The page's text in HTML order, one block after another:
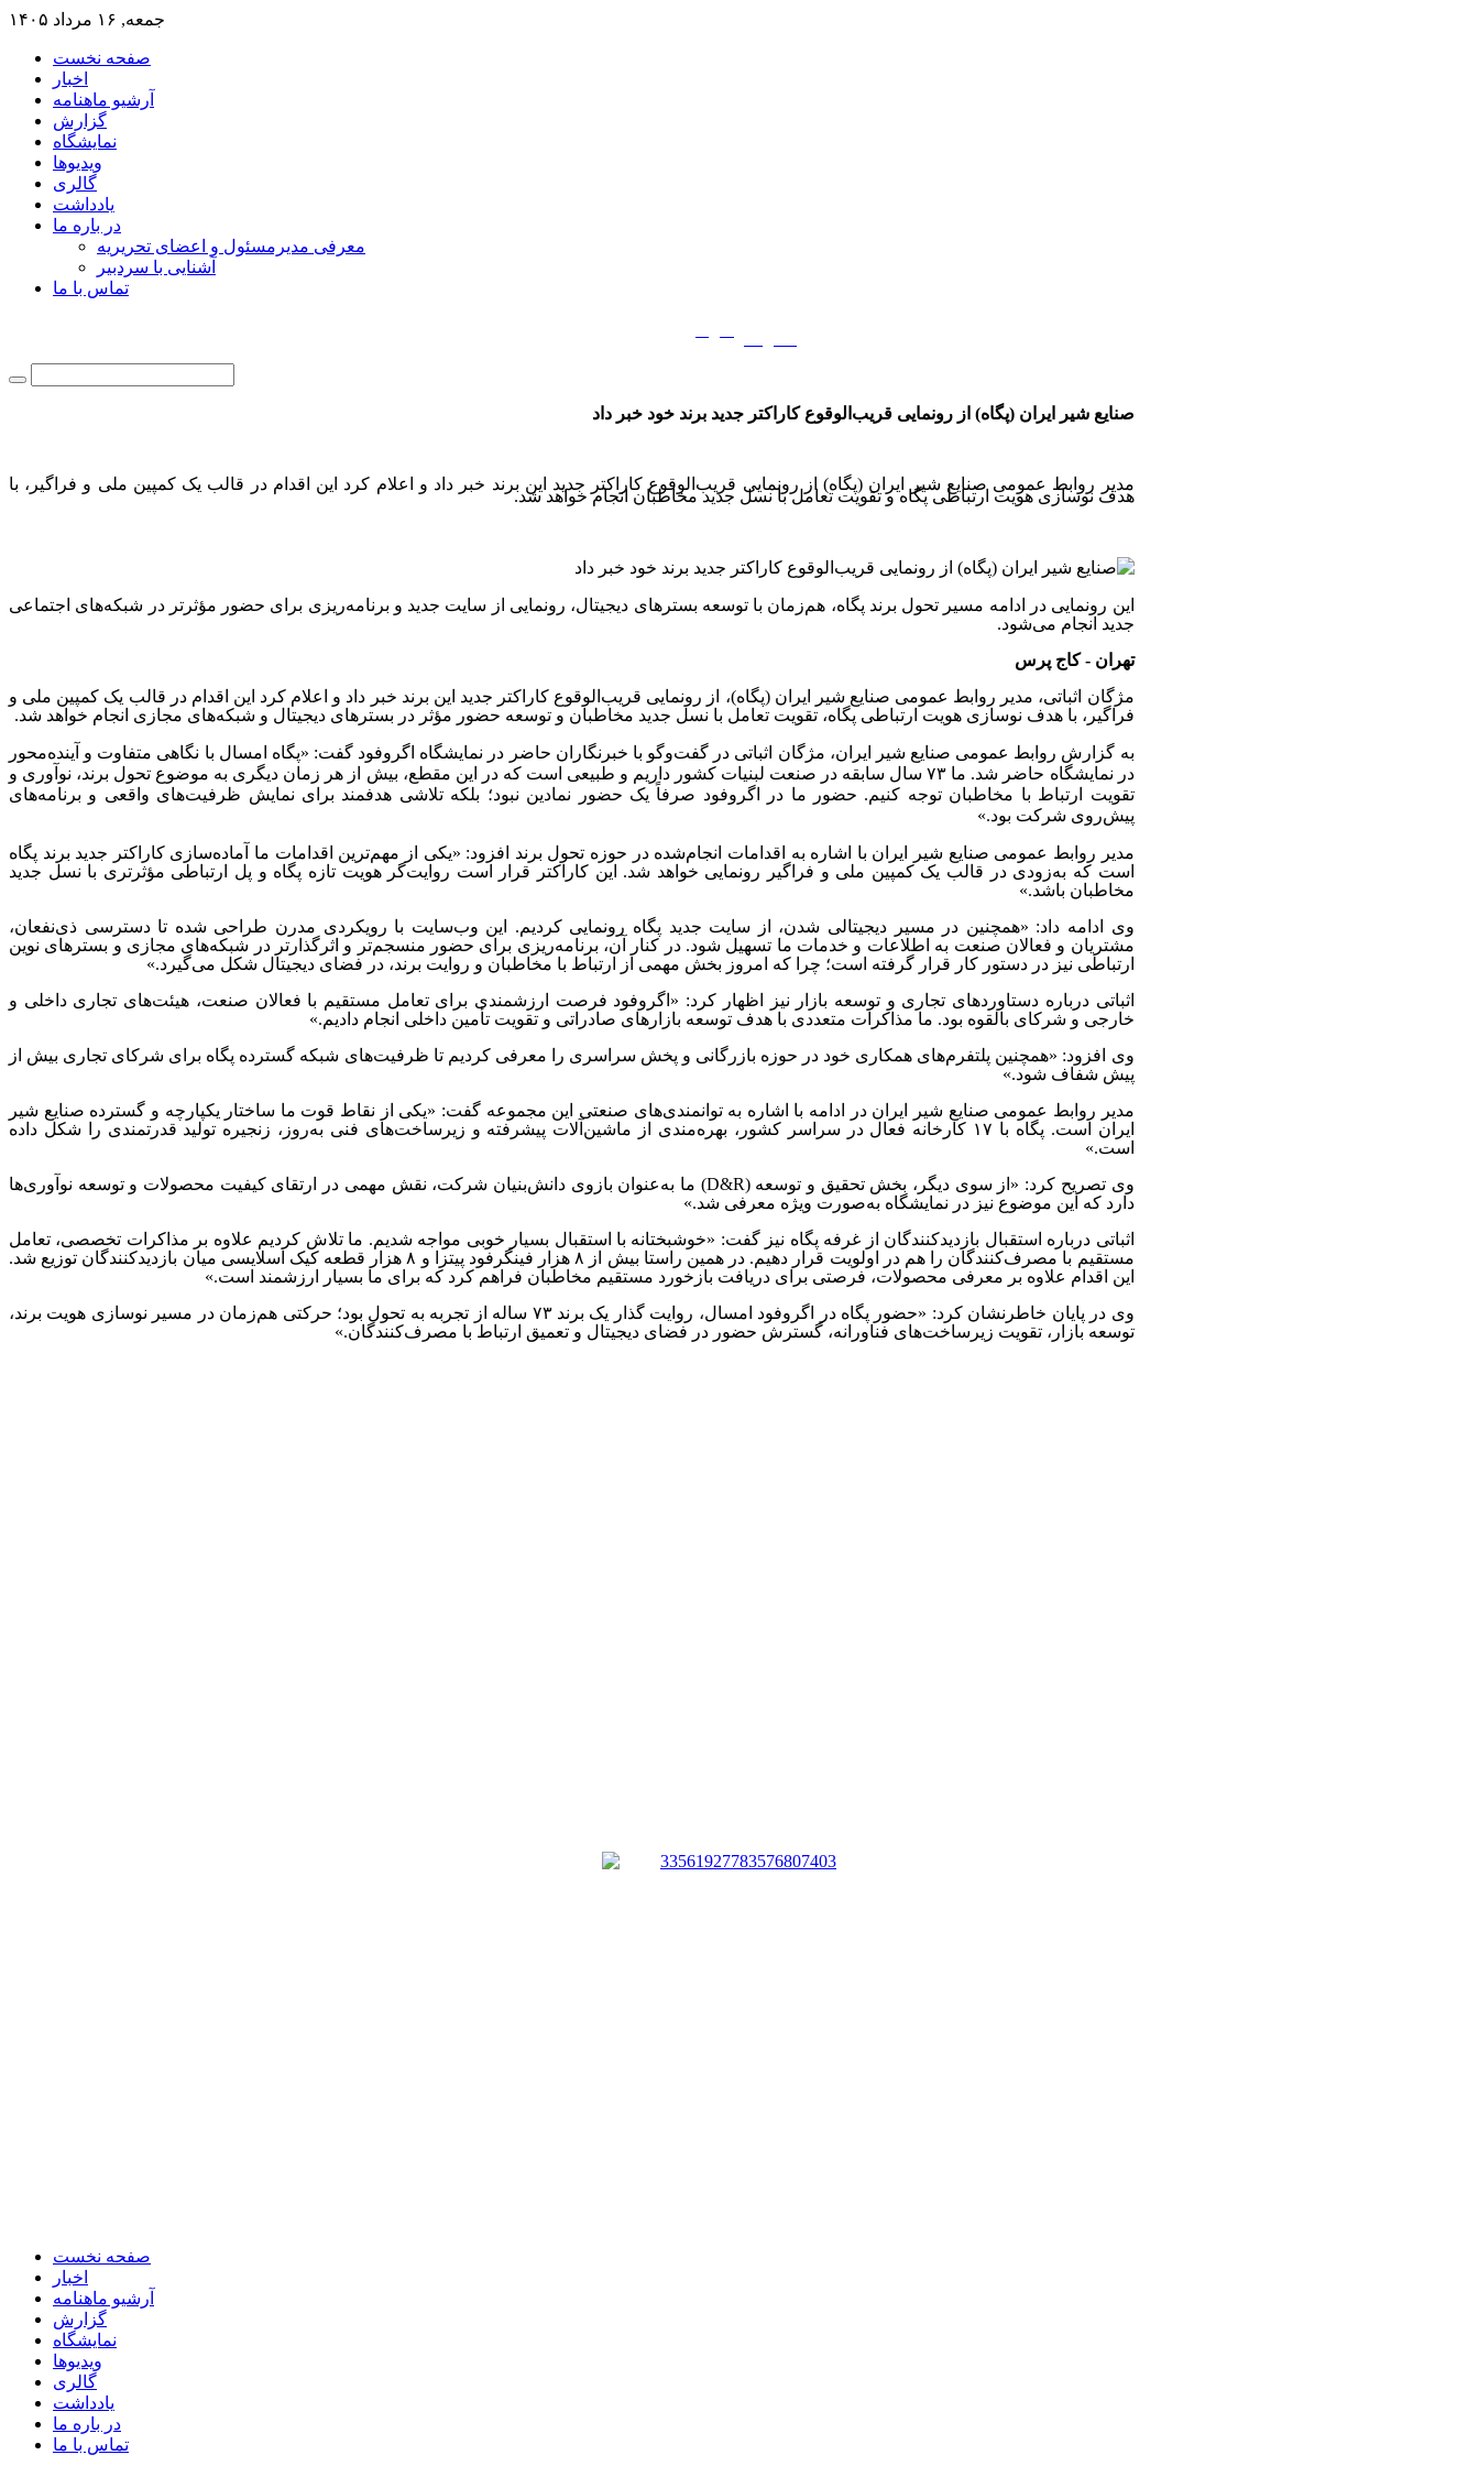
جمعه, ۱۶ مرداد ۱۴۰۵
صفحه نخست
اخبار
آرشیو ماهنامه
گزارش
نمایشگاه
ویدیوها
گالری
یادداشت
در باره ما
معرفی مدیرمسئول و اعضای تحریریه
آشنایی با سردبیر
تماس با ما
صنایع شیر ایران (پگاه) از رونمایی قریب‌الوقوع کاراکتر جدید برند خود خبر داد
مدیر روابط عمومی صنایع شیر ایران (پگاه) از رونمایی قریب‌الوقوع کاراکتر جدید این برند خبر داد و اعلام کرد این اقدام در قالب یک کمپین ملی و فراگیر، با
هدف نوسازی هویت ارتباطی پگاه و تقویت تعامل با نسل جدید مخاطبان انجام خواهد شد.
این رونمایی در ادامه مسیر تحول برند پگاه، هم‌زمان با توسعه بسترهای دیجیتال، رونمایی از سایت جدید و برنامه‌ریزی برای حضور مؤثرتر در شبکه‌های اجتماعی
جدید انجام می‌شود.
تهران -کاج پرس
مژگان اثباتی، مدیر روابط عمومی صنایع شیر ایران (پگاه)، از رونمایی قریب‌الوقوع کاراکتر جدید این برند خبر داد و اعلام کرد این اقدام در قالب یک کمپین ملی و
فراگیر، با هدف نوسازی هویت ارتباطی پگاه، تقویت تعامل با نسل جدید مخاطبان و توسعه حضور مؤثر در بسترهای دیجیتال و شبکه‌های مجازی انجام خواهد شد.
به گزارش روابط عمومی صنایع شیر ایران، مژگان اثباتی در گفت‌وگو با خبرنگاران حاضر در نمایشگاه اگروفود گفت: «پگاه امسال با نگاهی متفاوت و آینده‌محور
در نمایشگاه حاضر شد. ما ۷۳ سال سابقه در صنعت لبنیات کشور داریم و طبیعی است که در این مقطع، بیش از هر زمان دیگری به موضوع تحول برند، نوآوری و
تقویت ارتباط با مخاطبان توجه کنیم. حضور ما در اگروفود صرفاً یک حضور نمادین نبود؛ بلکه تلاشی هدفمند برای نمایش ظرفیت‌های واقعی و برنامه‌های
پیش‌روی شرکت بود.»
مدیر روابط عمومی صنایع شیر ایران با اشاره به اقدامات انجام‌شده در حوزه تحول برند افزود: «یکی از مهم‌ترین اقدامات ما آماده‌سازی کاراکتر جدید برند پگاه
است که به‌زودی در قالب یک کمپین ملی و فراگیر رونمایی خواهد شد. این کاراکتر قرار است روایت‌گر هویت تازه پگاه و پل ارتباطی مؤثرتری با نسل جدید
مخاطبان باشد.»
وی ادامه داد: «همچنین در مسیر دیجیتالی شدن، از سایت جدید پگاه رونمایی کردیم. این وب‌سایت با رویکردی مدرن طراحی شده تا دسترسی ذی‌نفعان،
مشتریان و فعالان صنعت به اطلاعات و خدمات ما تسهیل شود. در کنار آن، برنامه‌ریزی برای حضور منسجم‌تر و اثرگذارتر در شبکه‌های مجازی و بسترهای نوین
ارتباطی نیز در دستور کار قرار گرفته است؛ چرا که امروز بخش مهمی از ارتباط با مخاطبان و روایت برند، در فضای دیجیتال شکل می‌گیرد.»
اثباتی درباره دستاوردهای تجاری و توسعه بازار نیز اظهار کرد: «اگروفود فرصت ارزشمندی برای تعامل مستقیم با فعالان صنعت، هیئت‌های تجاری داخلی و
خارجی و شرکای بالقوه بود. ما مذاکرات متعددی با هدف توسعه بازارهای صادراتی و تقویت تأمین داخلی انجام دادیم.»
وی افزود: «همچنین پلتفرم‌های همکاری خود در حوزه بازرگانی و پخش سراسری را معرفی کردیم تا ظرفیت‌های شبکه گسترده پگاه برای شرکای تجاری بیش از
پیش شفاف شود.»
مدیر روابط عمومی صنایع شیر ایران در ادامه با اشاره به توانمندی‌های صنعتی این مجموعه گفت: «یکی از نقاط قوت ما ساختار یکپارچه و گسترده صنایع شیر
ایران است. پگاه با ۱۷ کارخانه فعال در سراسر کشور، بهره‌مندی از ماشین‌آلات پیشرفته و زیرساخت‌های فنی به‌روز، زنجیره تولید قدرتمندی را شکل داده
است.»
وی تصریح کرد: «از سوی دیگر، بخش تحقیق و توسعه (R
&
(D ما به‌عنوان بازوی دانش‌بنیان شرکت، نقش مهمی در ارتقای کیفیت محصولات و توسعه نوآوری‌ها
دارد که این موضوع نیز در نمایشگاه به‌صورت ویژه معرفی شد.»
اثباتی درباره استقبال بازدیدکنندگان از غرفه پگاه نیز گفت: «خوشبختانه با استقبال بسیار خوبی مواجه شدیم. ما تلاش کردیم علاوه بر مذاکرات تخصصی، تعامل
مستقیم با مصرف‌کنندگان را هم در اولویت قرار دهیم. در همین راستا بیش از ۸ هزار فینگرفود پیتزا و ۸ هزار قطعه کیک اسلایسی میان بازدیدکنندگان توزیع شد.
این اقدام علاوه بر معرفی محصولات، فرصتی برای دریافت بازخورد مستقیم مخاطبان فراهم کرد که برای ما بسیار ارزشمند است.»
وی در پایان خاطرنشان کرد: «حضور پگاه در اگروفود امسال، روایت گذار یک برند ۷۳ ساله از تجربه به تحول بود؛ حرکتی هم‌زمان در مسیر نوسازی هویت برند،
توسعه بازار، تقویت زیرساخت‌های فناورانه، گسترش حضور در فضای دیجیتال و تعمیق ارتباط با مصرف‌کنندگان.»
صفحه نخست
اخبار
آرشیو ماهنامه
گزارش
نمایشگاه
ویدیوها
گالری
یادداشت
در باره ما
تماس با ما